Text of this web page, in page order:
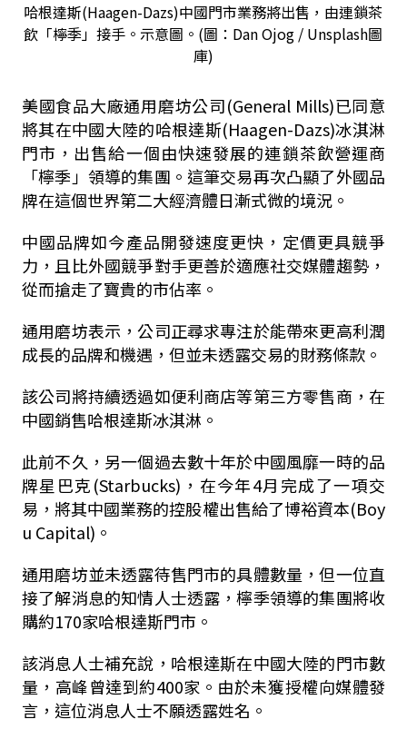
哈根達斯(Haagen-Dazs)中國門市業務將出售，由連鎖茶
飲「檸季」接手。示意圖。(圖：Dan Ojog / Unsplash圖
庫)
美國食品大廠通用磨坊公司(General Mills)已同意
將其在中國大陸的哈根達斯(Haagen-Dazs)冰淇淋
門市，出售給一個由快速發展的連鎖茶飲營運商
「檸季」領導的集團。這筆交易再次凸顯了外國品
牌在這個世界第二大經濟體日漸式微的境況。
中國品牌如今產品開發速度更快，定價更具競爭
力，且比外國競爭對手更善於適應社交媒體趨勢，
從而搶走了寶貴的市佔率。
通用磨坊表示，公司正尋求專注於能帶來更高利潤
成長的品牌和機遇，但並未透露交易的財務條款。
該公司將持續透過如便利商店等第三方零售商，在
中國銷售哈根達斯冰淇淋。
此前不久，另一個過去數十年於中國風靡一時的品
牌星巴克(Starbucks)，在今年4月完成了一項交
易，將其中國業務的控股權出售給了博裕資本(Boy
u Capital)。
通用磨坊並未透露待售門市的具體數量，但一位直
接了解消息的知情人士透露，檸季領導的集團將收
購約170家哈根達斯門市。
該消息人士補充說，哈根達斯在中國大陸的門市數
量，高峰曾達到約400家。由於未獲授權向媒體發
言，這位消息人士不願透露姓名。